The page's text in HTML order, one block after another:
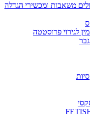
משאבות ומכשירי הגדלה
לגירוי פרוסטטה